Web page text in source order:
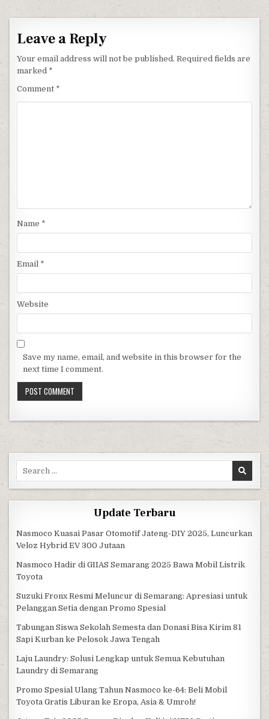
Leave a Reply
Your email address will not be published. Required fields are
marked *
Comment *
Name *
Email *
Website
Save my name, email, and website in this browser for the
next time I comment.
Update Terbaru
Nasmoco Kuasai Pasar Otomotif Jateng-DIY 2025, Luncurkan
Veloz Hybrid EV 300 Jutaan
Nasmoco Hadir di GIIAS Semarang 2025 Bawa Mobil Listrik
Toyota
Suzuki Fronx Resmi Meluncur di Semarang: Apresiasi untuk
Pelanggan Setia dengan Promo Spesial
Tabungan Siswa Sekolah Semesta dan Donasi Bisa Kirim 81
Sapi Kurban ke Pelosok Jawa Tengah
Laju Laundry: Solusi Lengkap untuk Semua Kebutuhan
Laundry di Semarang
Promo Spesial Ulang Tahun Nasmoco ke-64: Beli Mobil
Toyota Gratis Liburan ke Eropa, Asia & Umroh!